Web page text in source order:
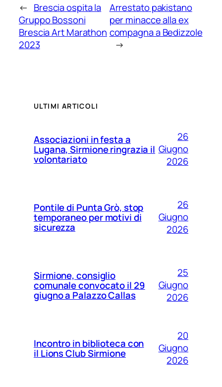
← Brescia ospita la
Gruppo Bossoni
Brescia Art Marathon
2023
Arrestato pakistano
per minacce alla ex
compagna a Bedizzole
→
ULTIMI ARTICOLI
Associazioni in festa a
Lugana, Sirmione ringrazia il
volontariato
26
Giugno
2026
Pontile di Punta Grò, stop
temporaneo per motivi di
sicurezza
26
Giugno
2026
Sirmione, consiglio
comunale convocato il 29
giugno a Palazzo Callas
25
Giugno
2026
Incontro in biblioteca con
il Lions Club Sirmione
20
Giugno
2026